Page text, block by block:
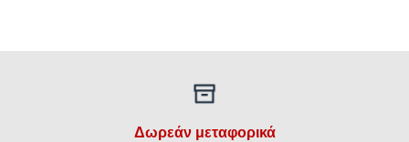
Δωρεάν μεταφορικά